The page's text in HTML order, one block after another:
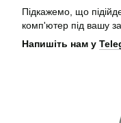
Підкажемо, що
комп'ютер під вашу
Напишіть нам у